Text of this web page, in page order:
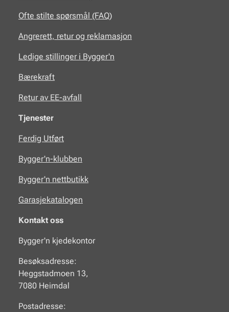
Ofte stilte spørsmål (FAQ)
Angrerett, retur og reklamasjon
Ledige stillinger i Bygger'n
Bærekraft
Retur av EE-avfall
Tjenester
Ferdig Utført
Bygger'n-klubben
Bygger'n nettbutikk
Garasjekatalogen
Kontakt oss
Bygger'n kjedekontor
Besøksadresse:
Heggstadmoen 13,
7080 Heimdal
Postadresse: